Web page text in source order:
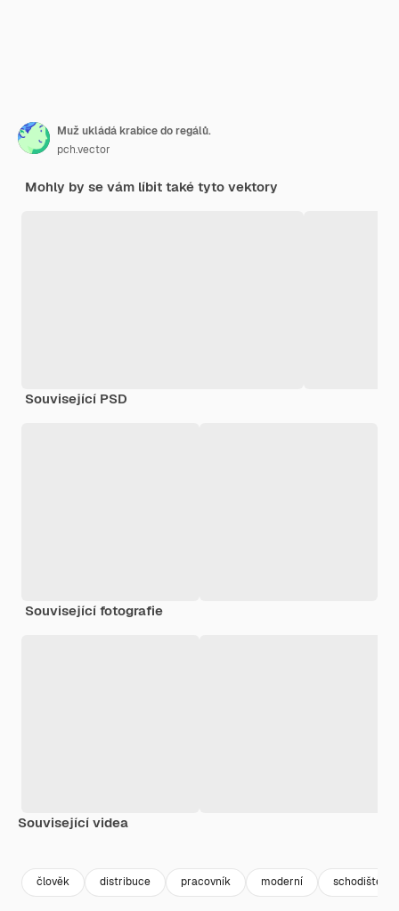
Muž ukládá krabice do regálů.
pch.vector
Mohly by se vám líbit také tyto vektory
Související PSD
Související fotografie
Související videa
člověk distribuce pracovník moderní schodiště